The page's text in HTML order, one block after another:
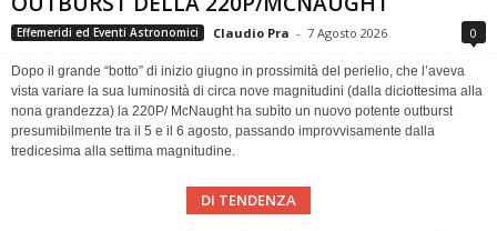
Effemeridi ed Eventi Astronomici Claudio Pra - 7 Agosto 2026 0
Dopo il grande “botto” di inizio giugno in prossimità del perielio, che l’aveva
vista variare la sua luminosità di circa nove magnitudini (dalla diciottesima alla
nona grandezza) la 220P/ McNaught ha subìto un nuovo potente outburst
presumibilmente tra il 5 e il 6 agosto, passando improvvisamente dalla
tredicesima alla settima magnitudine.
DI TENDENZA